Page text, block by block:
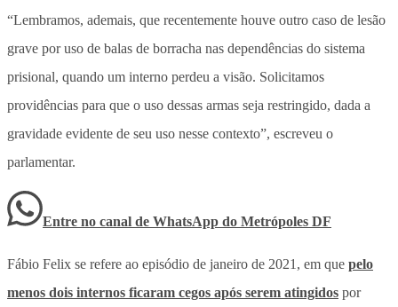
“Lembramos, ademais, que recentemente houve outro caso de lesão
grave por uso de balas de borracha nas dependências do sistema
prisional, quando um interno perdeu a visão. Solicitamos
providências para que o uso dessas armas seja restringido, dada a
gravidade evidente de seu uso nesse contexto”, escreveu o
parlamentar.
Entre no canal de WhatsApp do Metrópoles DF
Fábio Felix se refere ao episódio de janeiro de 2021, em que pelo
menos dois internos ficaram cegos após serem atingidos por